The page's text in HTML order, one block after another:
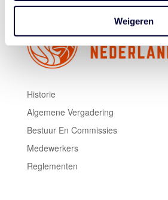
Weigeren
Historie
Algemene Vergadering
Bestuur En Commissies
Medewerkers
Reglementen